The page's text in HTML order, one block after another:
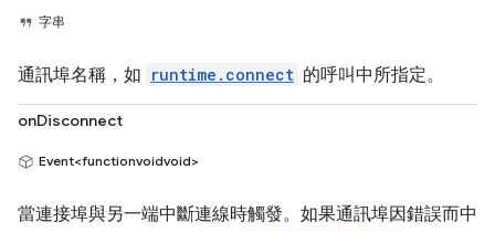
字串
通訊埠名稱，如 runtime.connect 的呼叫中所指定。
onDisconnect
Event<functionvoidvoid>
當連接埠與另一端中斷連線時觸發。如果通訊埠因錯誤而中